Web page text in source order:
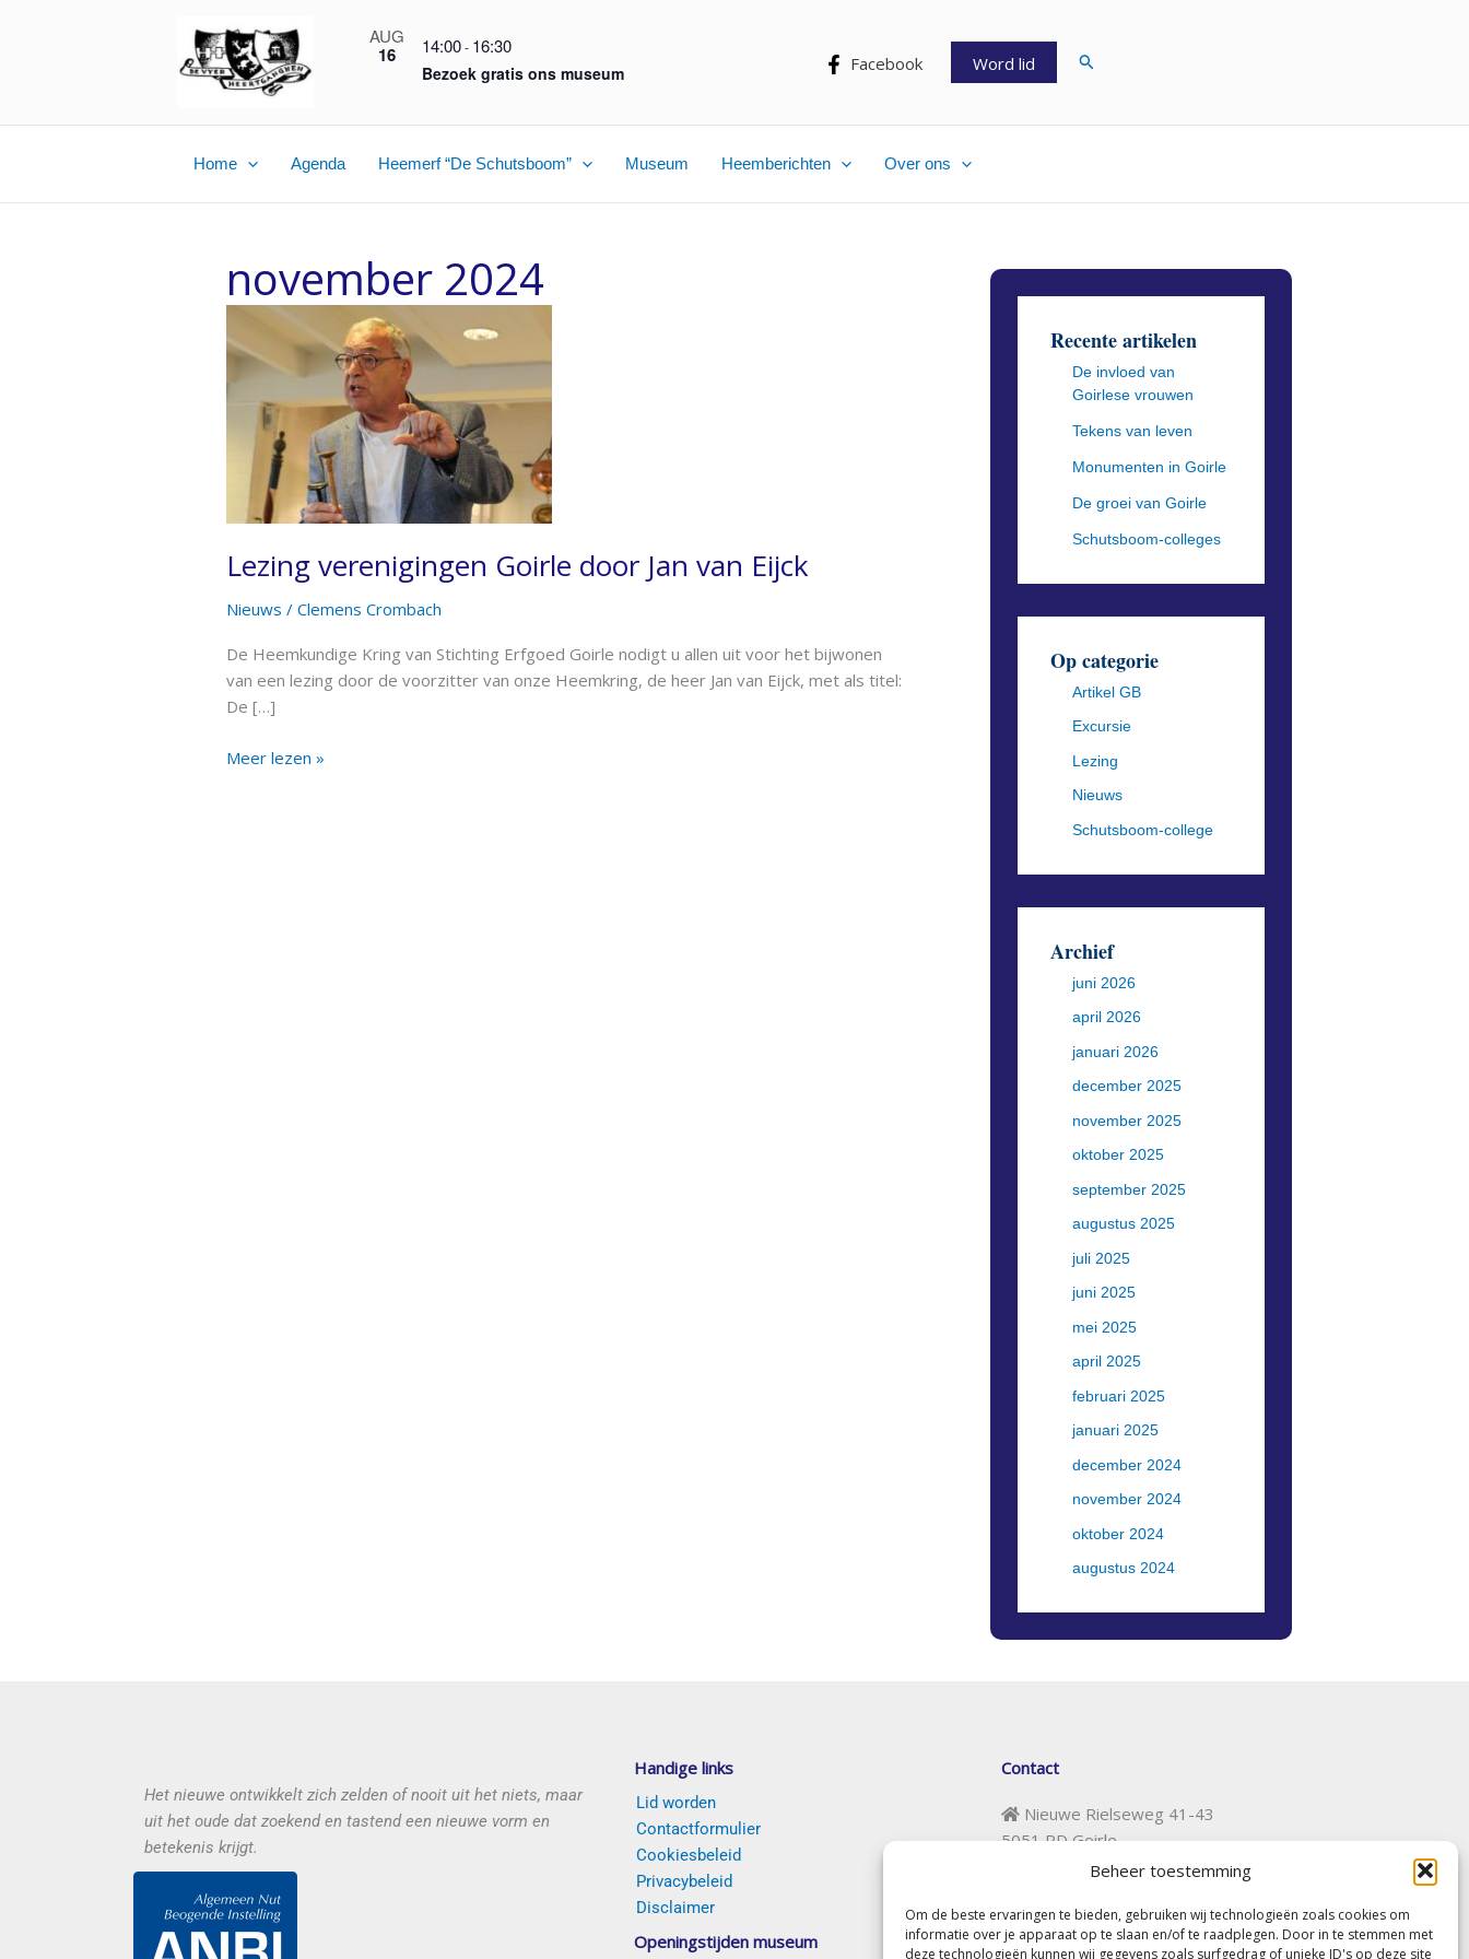
Beheer toestemming
Om de beste ervaringen te bieden, gebruiken wij technologieën zoals cookies om
informatie over je apparaat op te slaan en/of te raadplegen. Door in te stemmen met
deze technologieën kunnen wij gegevens zoals surfgedrag of unieke ID's op deze site
AUG
16 14:00- 16:30
Bezoek gratis ons museum Facebook Word lid Zoeken
Home Agenda Heemerf “De Schutsboom” Museum Heemberichten Over ons
november 2024
Lezing verenigingen Goirle door Jan van Eijck
Nieuws / Clemens Crombach
De Heemkundige Kring van Stichting Erfgoed Goirle nodigt u allen uit voor het bijwonen
van een lezing door de voorzitter van onze Heemkring, de heer Jan van Eijck, met als titel:
De […]
Lezing
verenigingen
Goirle
door
Eijck
Meer lezen »
Recente artikelen
De invloed van
Goirlese vrouwen
Tekens van leven
Monumenten in Goirle
De groei van Goirle
Schutsboom-colleges
Op categorie
Artikel GB
Excursie
Lezing
Nieuws
Schutsboom-college
Archief
juni 2026
april 2026
januari 2026
december 2025
november 2025
oktober 2025
september 2025
augustus 2025
juli 2025
juni 2025
mei 2025
april 2025
februari 2025
januari 2025
december 2024
november 2024
oktober 2024
augustus 2024
Het nieuwe ontwikkelt zich zelden of nooit uit het niets, maar
uit het oude dat zoekend en tastend een nieuwe vorm en
betekenis krijgt.
Handige links
Lid worden
Contactformulier
Cookiesbeleid
Privacybeleid
Disclaimer
Openingstijden museum
Contact
Nieuwe Rielseweg 41-43
5051 PD Goirle
(+31) (0)13-5348972
Vrijwilligers gezocht